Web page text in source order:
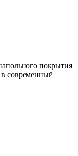
покрытия
в современный